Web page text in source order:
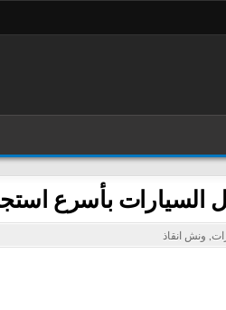
ونش انقاذ